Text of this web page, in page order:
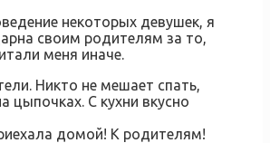
некоторых девушек, я
своим родителям за то,
меня иначе.
Никто не мешает спать,
цыпочках. С кухни вкусно
домой! К родителям!